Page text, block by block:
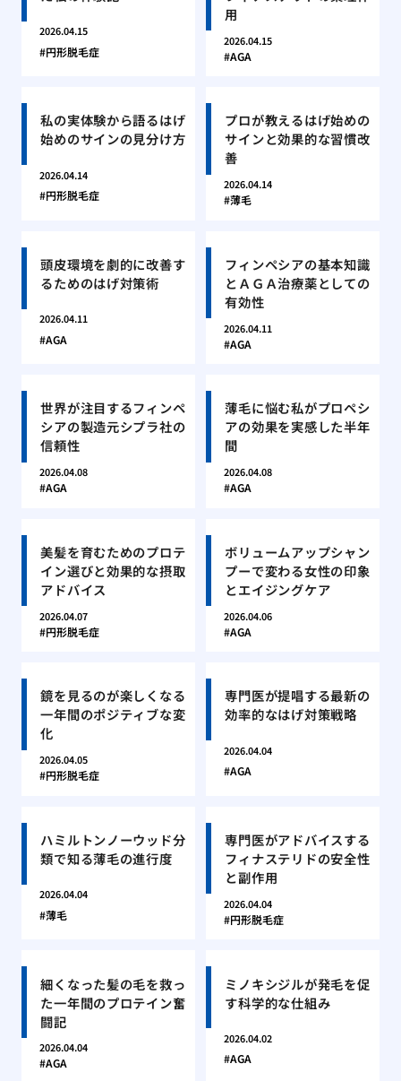
2026.04.15
円形脱毛症
用
2026.04.15
AGA
私の実体験から語るはげ
始めのサインの見分け方
2026.04.14
円形脱毛症
プロが教えるはげ始めの
サインと効果的な習慣改
善
2026.04.14
薄毛
頭皮環境を劇的に改善す
るためのはげ対策術
2026.04.11
AGA
フィンペシアの基本知識
とＡＧＡ治療薬としての
有効性
2026.04.11
AGA
世界が注目するフィンペ
シアの製造元シプラ社の
信頼性
2026.04.08
AGA
薄毛に悩む私がプロペシ
アの効果を実感した半年
間
2026.04.08
AGA
美髪を育むためのプロテ
イン選びと効果的な摂取
アドバイス
2026.04.07
円形脱毛症
ボリュームアップシャン
プーで変わる女性の印象
とエイジングケア
2026.04.06
AGA
鏡を見るのが楽しくなる
一年間のポジティブな変
化
2026.04.05
円形脱毛症
専門医が提唱する最新の
効率的なはげ対策戦略
2026.04.04
AGA
ハミルトンノーウッド分
類で知る薄毛の進行度
2026.04.04
薄毛
専門医がアドバイスする
フィナステリドの安全性
と副作用
2026.04.04
円形脱毛症
細くなった髪の毛を救っ
た一年間のプロテイン奮
闘記
2026.04.04
AGA
ミノキシジルが発毛を促
す科学的な仕組み
2026.04.02
AGA